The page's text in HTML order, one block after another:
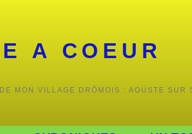
A COEUR
MON VILLAGE DRÔMOIS : AOUSTE SUR